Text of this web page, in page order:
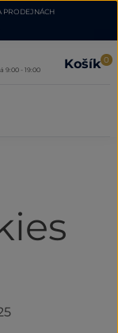
PRODEJNÁCH
9:00 - 19:00 Košík 0